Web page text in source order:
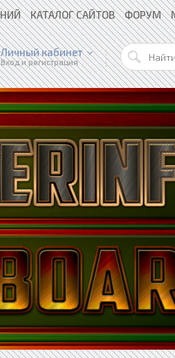
КАТАЛОГ САЙТОВ ФОРУМ
Личный кабинет
Вход и регистрация